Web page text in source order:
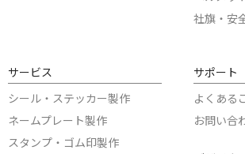
社旗・安
サービス
シール・ステッカー製作
ネームプレート製作
スタンプ・ゴム印製作
サポート
よくある
お問い合